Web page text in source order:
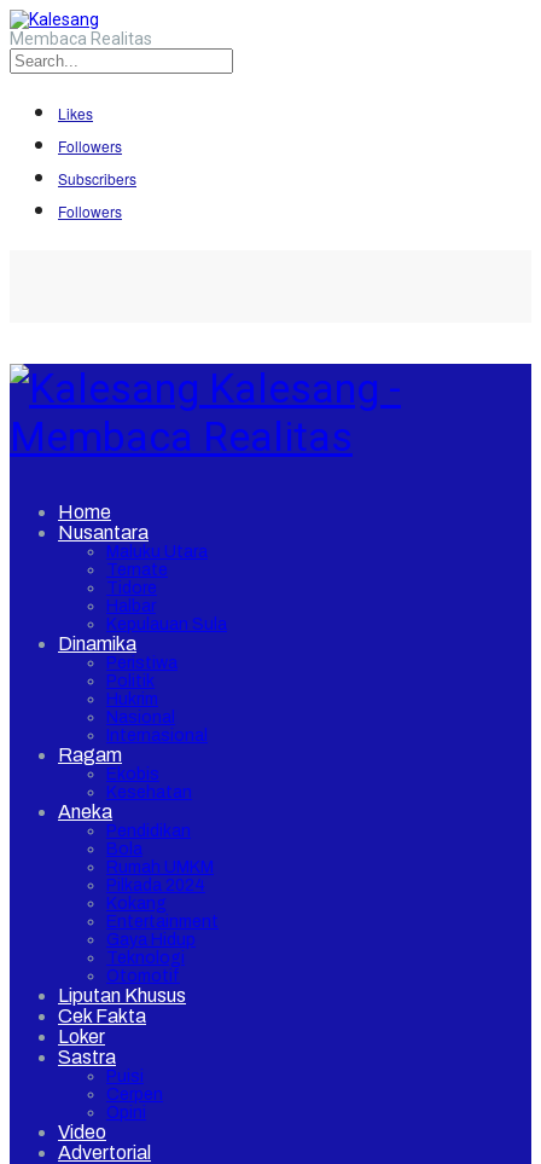
Membaca Realitas
Likes
Followers
Subscribers
Followers
Kalesang -
Membaca Realitas
Home
Nusantara
Maluku Utara
Ternate
Tidore
Halbar
Kepulauan Sula
Dinamika
Peristiwa
Politik
Hukrim
Nasional
Internasional
Ragam
Ekobis
Kesehatan
Aneka
Pendidikan
Bola
Rumah UMKM
Pilkada 2024
Kokang
Entertainment
Gaya Hidup
Teknologi
Otomotif
Liputan Khusus
Cek Fakta
Loker
Sastra
Puisi
Cerpen
Opini
Video
Advertorial